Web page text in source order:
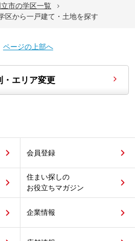
立市の学区一覧
区から一戸建て・土地を探す
ページの上部へ
・エリア変更
会員登録
住まい探しの
お役立ちマガジン
企業情報